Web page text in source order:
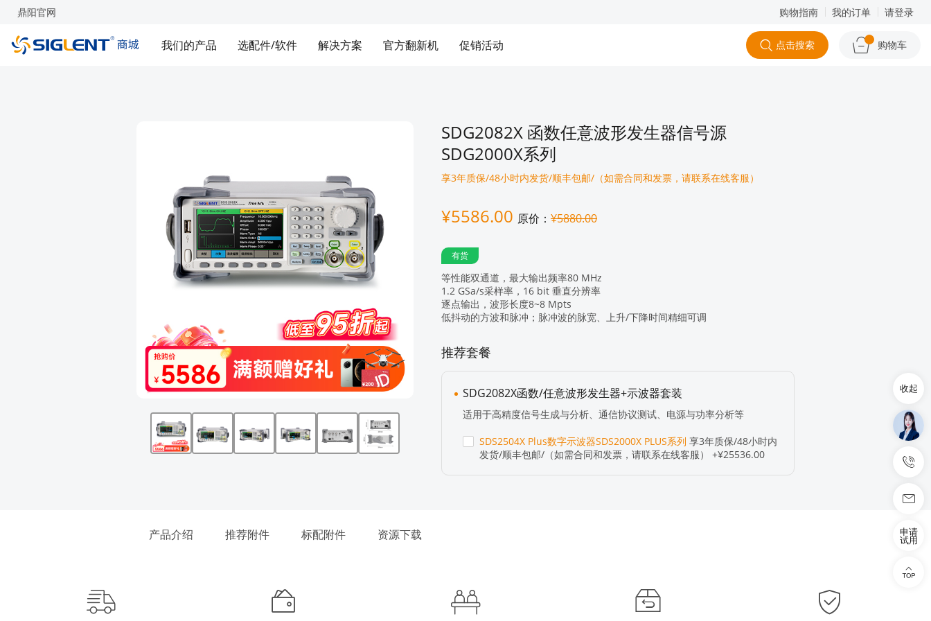
鼎阳官网 购物指南 我的订单 请登录
我们的产品 选配件/软件 解决方案 官方翻新机 促销活动 点击搜索 购物车
SDG2082X 函数任意波形发生器信号源
SDG2000X系列
享3年质保/48小时内发货/顺丰包邮/（如需合同和发票，请联系在线客服）
¥5586.00 原价： ¥5880.00
有货
等性能双通道，最大输出频率80 MHz
1.2 GSa/s采样率，16 bit 垂直分辨率
逐点输出，波形长度8~8 Mpts
低抖动的方波和脉冲；脉冲波的脉宽、上升/下降时间精细可调
推荐套餐
SDG2082X函数/任意波形发生器+示波器套装
适用于高精度信号生成与分析、通信协议测试、电源与功率分析等
SDS2504X Plus数字示波器SDS2000X PLUS系列 享3年质保/48小时内
发货/顺丰包邮/（如需合同和发票，请联系在线客服） +¥25536.00
产品介绍 推荐附件 标配附件 资源下载
收起
申请
试用